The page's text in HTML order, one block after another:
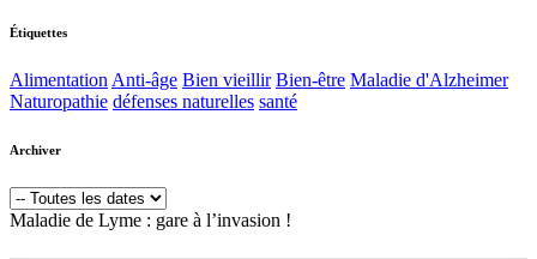
Étiquettes
Alimentation Anti-âge Bien vieillir Bien-être Maladie d'Alzheimer
Naturopathie défenses naturelles santé
Archiver
Maladie de Lyme : gare à l’invasion !